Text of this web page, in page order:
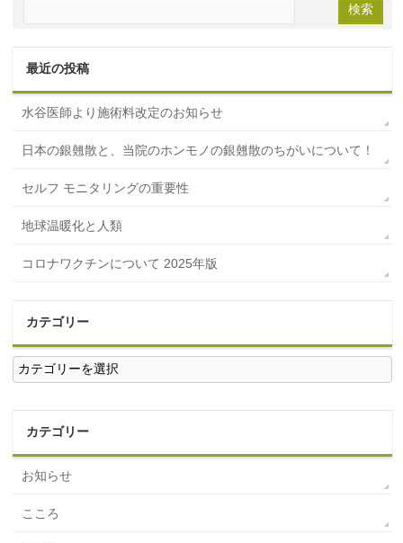
最近の投稿
水谷医師より施術料改定のお知らせ
日本の銀翹散と、当院のホンモノの銀翹散のちがいについて！
セルフ モニタリングの重要性
地球温暖化と人類
コロナワクチンについて 2025年版
カテゴリー
カ
テ
ゴ
カテゴリー
お知らせ
こころ